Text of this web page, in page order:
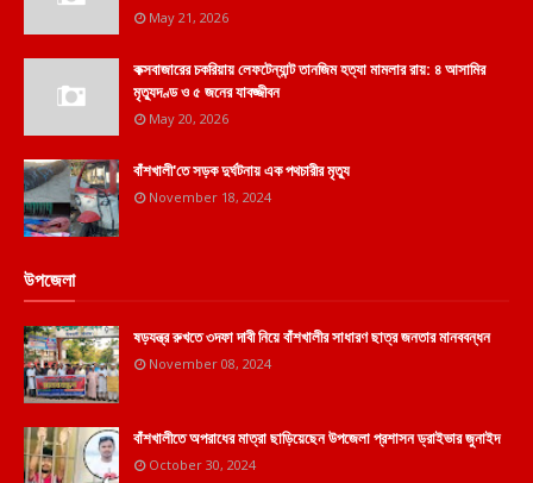
May 21, 2026
কক্সবাজারের চকরিয়ায় লেফটেন্যান্ট তানজিম হত্যা মামলার রায়: ৪ আসামির
মৃত্যুদণ্ড ও ৫ জনের যাবজ্জীবন
May 20, 2026
বাঁশখালী'তে সড়ক দুর্ঘটনায় এক পথচারীর মৃত্যু
November 18, 2024
উপজেলা
ষড়যন্ত্র রুখতে ৩দফা দাবী নিয়ে বাঁশখালীর সাধারণ ছাত্র জনতার মানববন্ধন
November 08, 2024
বাঁশখালীতে অপরাধের মাত্রা ছাড়িয়েছেন উপজেলা প্রশাসন ড্রাইভার জুনাইদ
October 30, 2024